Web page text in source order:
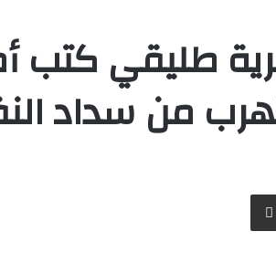
طليقي كتب
من سداد
مشاركة عبر البريد